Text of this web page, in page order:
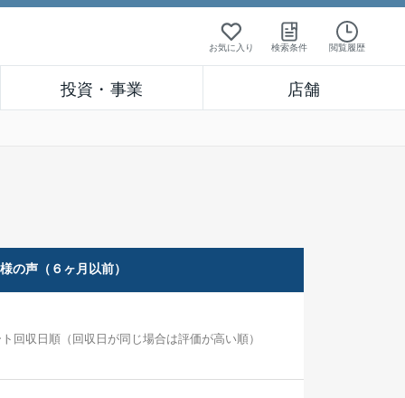
お気に入り 検索条件 閲覧履歴
投資・事業 店舗
の声（６ヶ月以前）
回収日順（回収日が同じ場合は評価が高い順）